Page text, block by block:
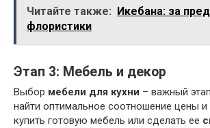
Читайте также:
Икебана: за
флористики
Этап 3: Мебель и декор
Выбор мебели для кухни – важный
найти оптимальное соотношение цены
купить готовую мебель или сделать ее